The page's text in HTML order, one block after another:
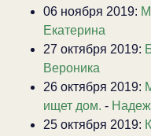
06 ноября 2019:
Екатерина
27 октября 2019:
Вероника
26 октября 2019:
ищет дом. -
25 октября 2019: